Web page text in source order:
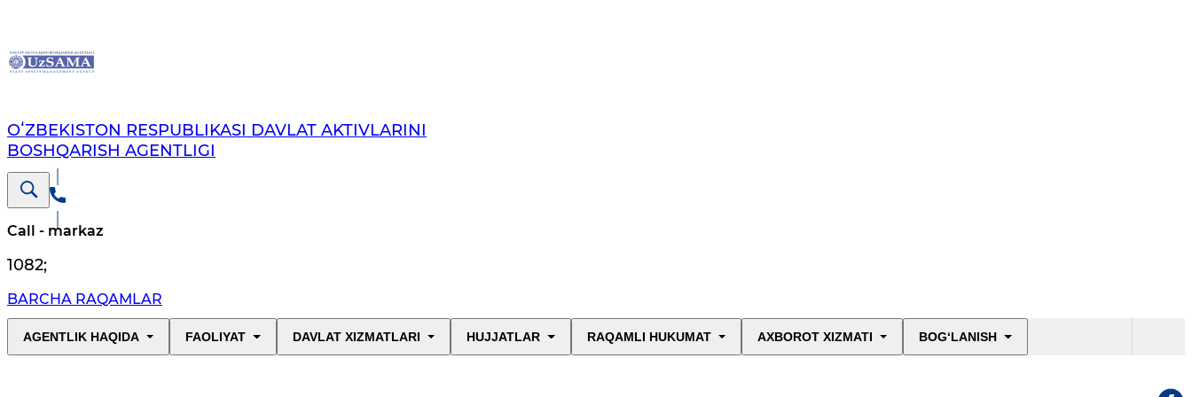
OʻZBEKISTON RESPUBLIKASI DAVLAT AKTIVLARINI
BOSHQARISH AGENTLIGI
Call - markaz
1082;
BARCHA RAQAMLAR
AGENTLIK HAQIDA FAOLIYAT DAVLAT XIZMATLARI HUJJATLAR RAQAMLI HUKUMAT AXBOROT XIZMATI BOG‘LANISH